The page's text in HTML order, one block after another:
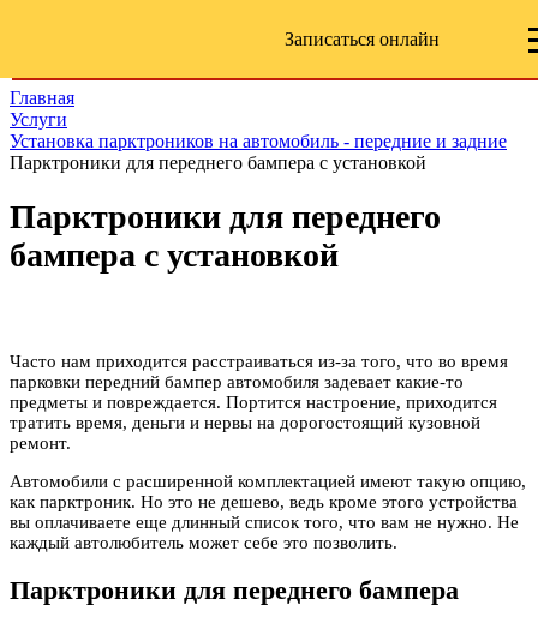
Записаться онлайн
Главная
Услуги
Установка парктроников на автомобиль - передние и задние
Парктроники для переднего бампера с установкой
Парктроники для переднего
бампера с установкой
Часто нам приходится расстраиваться из-за того, что во время
парковки передний бампер автомобиля задевает какие-то
предметы и повреждается. Портится настроение, приходится
тратить время, деньги и нервы на дорогостоящий кузовной
ремонт.
Автомобили с расширенной комплектацией имеют такую опцию,
как парктроник. Но это не дешево, ведь кроме этого устройства
вы оплачиваете еще длинный список того, что вам не нужно. Не
каждый автолюбитель может себе это позволить.
Парктроники для переднего бампера